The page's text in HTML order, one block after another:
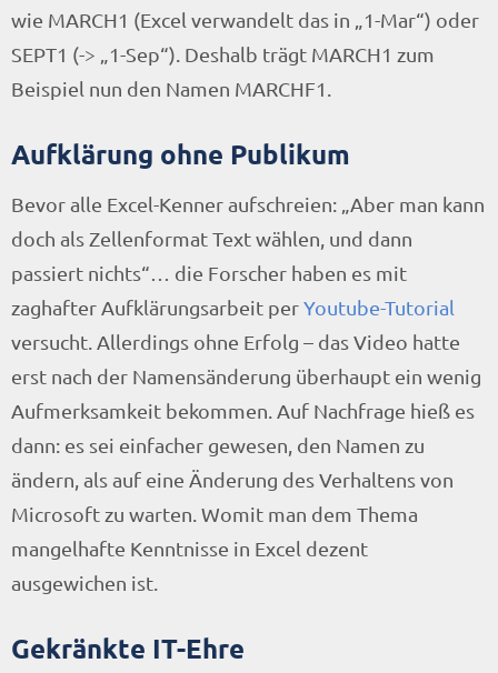
wie MARCH1 (Excel verwandelt das in „1-Mar“) oder
SEPT1 (-> „1-Sep“). Deshalb trägt MARCH1 zum
Beispiel nun den Namen MARCHF1.
Aufklärung ohne Publikum
Bevor alle Excel-Kenner aufschreien: „Aber man kann
doch als Zellenformat Text wählen, und dann
passiert nichts“… die Forscher haben es mit
zaghafter Aufklärungsarbeit perYoutube-Tutorial
versucht. Allerdings ohne Erfolg – das Video hatte
erst nach der Namensänderung überhaupt ein wenig
Aufmerksamkeit bekommen. Auf Nachfrage hieß es
dann: es sei einfacher gewesen, den Namen zu
ändern, als auf eine Änderung des Verhaltens von
Microsoft zu warten. Womit man dem Thema
mangelhafte Kenntnisse in Excel dezent
ausgewichen ist.
Gekränkte IT-Ehre